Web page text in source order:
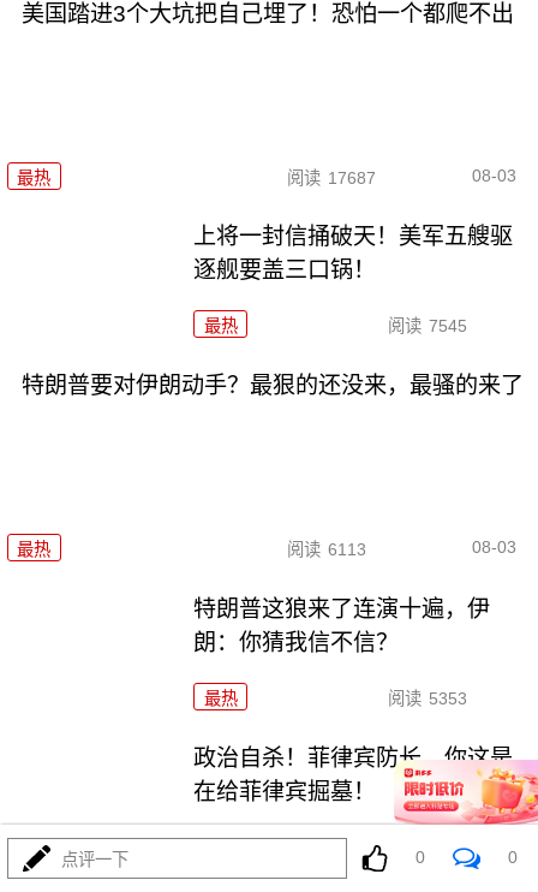
美国踏进3个大坑把自己埋了！恐怕一个都爬不出
最热 阅读 17687 08-03
上将一封信捅破天！美军五艘驱
逐舰要盖三口锅！
最热 阅读 7545
特朗普要对伊朗动手？最狠的还没来，最骚的来了
最热 阅读 6113 08-03
特朗普这狼来了连演十遍，伊
朗：你猜我信不信？
最热 阅读 5353
政治自杀！菲律宾防长，你这是
在给菲律宾掘墓！
阅读 7111
点评一下 0 0